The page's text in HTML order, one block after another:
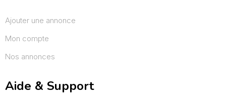
Ajouter une annonce
Mon compte
Nos annonces
Aide & Support